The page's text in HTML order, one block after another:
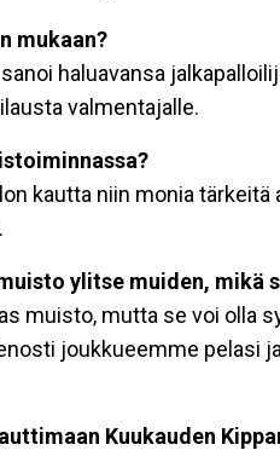
mukaan?
haluavansa
valmentajalle.
kautta niin monia tärkeitä
ylitse muiden, mikä
muisto, mutta se voi olla
joukkueemme pelasi
Kuukauden